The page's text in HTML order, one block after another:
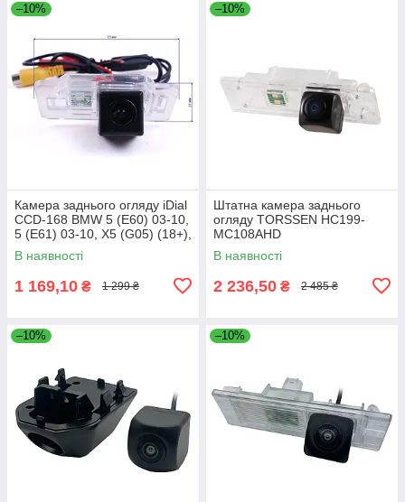
–10%
Камера заднього огляду iDial
CCD-168 BMW 5 (E60) 03-10,
5 (E61) 03-10, X5 (G05) (18+),
X6 (G06) (19+), 5 (E39)
В наявності
1 169,10 ₴ 1 299 ₴
–10%
Штатна камера заднього
огляду TORSSEN HC199-
MC108AHD
В наявності
2 236,50 ₴ 2 485 ₴
–10% –10%